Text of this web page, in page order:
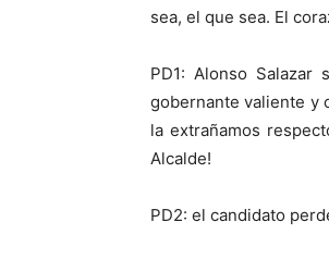
sea, el que sea. El
PD1: Alonso
gobernante valiente y
la extrañamos
Alcalde!
PD2: el candidato